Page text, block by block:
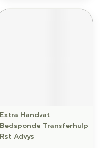
Extra Handvat
Bedsponde Transferhulp
Rst Advys